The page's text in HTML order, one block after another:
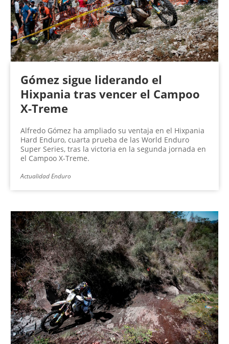
Gómez sigue liderando el
Hixpania tras vencer el Campoo
X-Treme
Alfredo Gómez ha ampliado su ventaja en el Hixpania
Hard Enduro, cuarta prueba de las World Enduro
Super Series, tras la victoria en la segunda jornada en
el Campoo X-Treme.
Actualidad Enduro